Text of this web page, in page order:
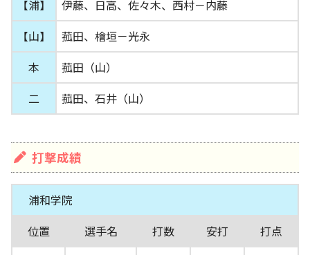
【浦】
伊藤、日高、佐々木、西村－内藤
【山】
菰田、檜垣－光永
本
菰田（山）
二
菰田、石井（山）
打撃成績
浦和学院
位置
選手名 打数 安打
打点